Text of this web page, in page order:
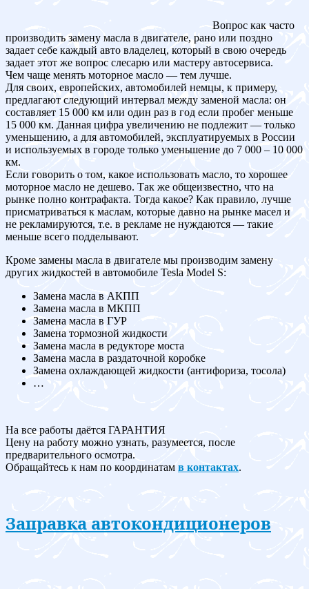
Вопрос как часто
производить замену масла в двигателе, рано или поздно
задает себе каждый авто владелец, который в свою очередь
задает этот же вопрос слесарю или мастеру автосервиса.
Чем чаще менять моторное масло — тем лучше.
Для своих, европейских, автомобилей немцы, к примеру,
предлагают следующий интервал между заменой масла: он
составляет 15 000 км или один раз в год если пробег меньше
15 000 км. Данная цифра увеличению не подлежит — только
уменьшению, а для автомобилей, эксплуатируемых в России
и используемых в городе только уменьшение до 7 000 – 10 000
км.
Если говорить о том, какое использовать масло, то хорошее
моторное масло не дешево. Так же общеизвестно, что на
рынке полно контрафакта. Тогда какое? Как правило, лучше
присматриваться к маслам, которые давно на рынке масел и
не рекламируются, т.е. в рекламе не нуждаются — такие
меньше всего подделывают.
Кроме замены масла в двигателе мы производим замену
других жидкостей в автомобиле Tesla Model S:
Замена масла в АКПП
Замена масла в МКПП
Замена масла в ГУР
Замена тормозной жидкости
Замена масла в редукторе моста
Замена масла в раздаточной коробке
Замена охлаждающей жидкости (антифориза, тосола)
…
На все работы даётся ГАРАНТИЯ
Цену на работу можно узнать, разумеется, после
предварительного осмотра.
Обращайтесь к нам по координатам в контактах.
Заправка автокондиционеров